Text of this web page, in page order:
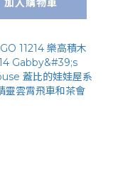
加入購物車